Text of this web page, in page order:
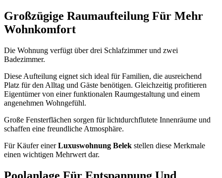
Großzügige Raumaufteilung Für Mehr
Wohnkomfort
Die Wohnung verfügt über drei Schlafzimmer und zwei
Badezimmer.
Diese Aufteilung eignet sich ideal für Familien, die ausreichend
Platz für den Alltag und Gäste benötigen. Gleichzeitig profitieren
Eigentümer von einer funktionalen Raumgestaltung und einem
angenehmen Wohngefühl.
Große Fensterflächen sorgen für lichtdurchflutete Innenräume und
schaffen eine freundliche Atmosphäre.
Für Käufer einerLuxuswohnung Belek stellen diese Merkmale
einen wichtigen Mehrwert dar.